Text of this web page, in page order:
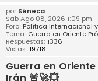
por Séneca
Sab Ago 08, 2026 1:09 pm
Foro: Política Internacional
Tema: Guerra en Oriente
Respuestas: 1336
Vistas: 19718
Guerra en Oriente
Irán 🚨🚀💥